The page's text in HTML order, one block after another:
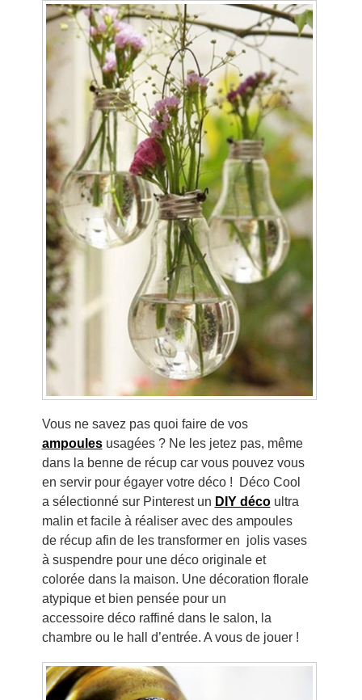
Vous ne savez pas quoi faire de vos
ampoules usagées ? Ne les jetez pas, même
dans la benne de récup car vous pouvez vous
en servir pour égayer votre déco ! Déco Cool
a sélectionné sur Pinterest un DIY déco ultra
malin et facile à réaliser avec des ampoules
de récup afin de les transformer en jolis vases
à suspendre pour une déco originale et
colorée dans la maison. Une décoration florale
atypique et bien pensée pour un
accessoire déco raffiné dans le salon, la
chambre ou le hall d’entrée. A vous de jouer !